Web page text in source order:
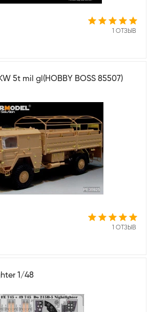
1 ОТЗЫВ
5t mil gl(HOBBY BOSS 85507)
1 ОТЗЫВ
1/48